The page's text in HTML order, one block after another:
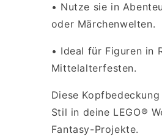
• Nutze sie in
oder Märchenwelten.
• Ideal für Figuren in
Mittelalterfesten.
Diese
Stil in deine LEGO®
Fantasy-Projekte.